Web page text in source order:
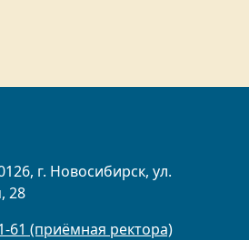
г. Новосибирск, ул.
28
61 (приёмная ректора)